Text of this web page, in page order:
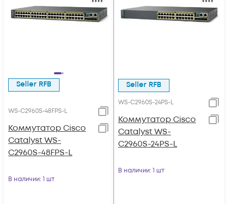
Seller RFB
WS-C2960S-48FPS-L
Коммутатор Cisco
Catalyst WS-
C2960S-48FPS-L
В наличии: 1 шт
Seller RFB
WS-C2960S-24PS-L
Коммутатор Cisco
Catalyst WS-
C2960S-24PS-L
В наличии: 1 шт